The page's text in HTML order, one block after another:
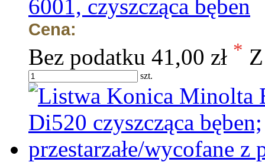
6001, czyszcząca bęben
Cena:
Bez podatku 41,00 zł *
szt.